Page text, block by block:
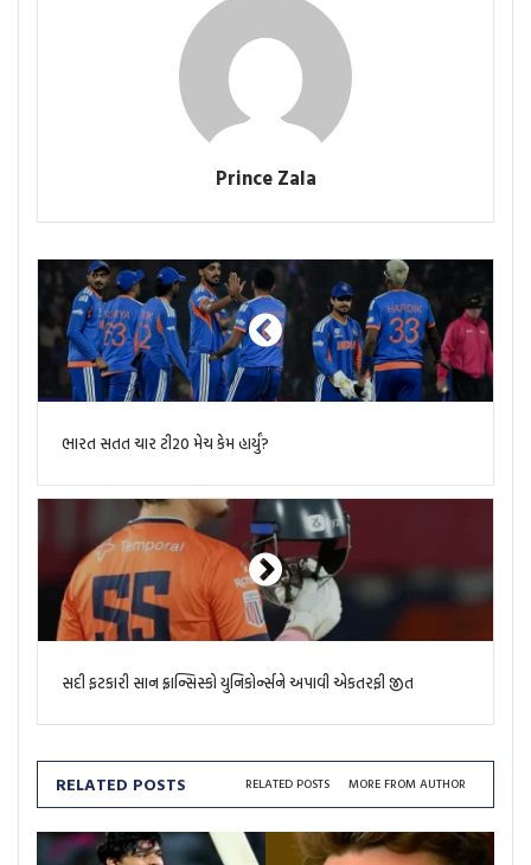
Prince Zala
ભારત સતત ચાર ટી20 મેચ કેમ હાર્યું?
સદી ફટકારી સાન ફ્રાન્સિસ્કો યુનિકોર્ન્સને અપાવી એકતરફી જીત
RELATED POSTS RELATED POSTS MORE FROM AUTHOR